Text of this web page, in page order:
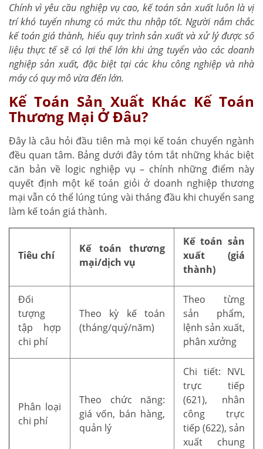
Chính vì yêu cầu nghiệp vụ cao, kế toán sản xuất luôn là vị
trí khó tuyển nhưng có mức thu nhập tốt. Người nắm chắc
kế toán giá thành, hiểu quy trình sản xuất và xử lý được số
liệu thực tế sẽ có lợi thế lớn khi ứng tuyển vào các doanh
nghiệp sản xuất, đặc biệt tại các khu công nghiệp và nhà
máy có quy mô vừa đến lớn.
Kế Toán Sản Xuất Khác Kế Toán
Thương Mại Ở Đâu?
Đây là câu hỏi đầu tiên mà mọi kế toán chuyển ngành
đều quan tâm. Bảng dưới đây tóm tắt những khác biệt
căn bản về logic nghiệp vụ – chính những điểm này
quyết định một kế toán giỏi ở doanh nghiệp thương
mại vẫn có thể lúng túng vài tháng đầu khi chuyển sang
làm kế toán giá thành.
Tiêu chí
Kế toán thương
mại/dịch vụ
Kế toán sản
xuất (giá
thành)
Đối
tượng
tập hợp
chi phí
Theo kỳ kế toán
(tháng/quý/năm)
Theo từng
sản phẩm,
lệnh sản xuất,
phân xưởng
Phân loại
chi phí
Theo chức năng:
giá vốn, bán hàng,
quản lý
Chi tiết: NVL
trực tiếp
(621), nhân
công trực
tiếp (622), sản
xuất chung